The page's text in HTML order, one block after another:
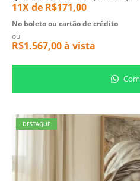
11X de R$171,00
No boleto ou cartão de crédito
ou
R$1.567,00à vista
DESTAQUE